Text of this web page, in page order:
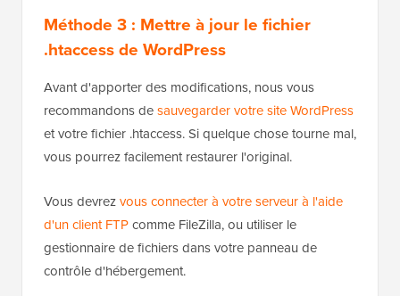
Méthode 3 : Mettre à jour le fichier
.htaccess de WordPress
Avant d'apporter des modifications, nous vous
recommandons desauvegarder votre site WordPress
et votre fichier .htaccess. Si quelque chose tourne mal,
vous pourrez facilement restaurer l'original.
Vous devrezvous connecter à votre serveur à l'aide
d'un client FTPcomme FileZilla, ou utiliser le
gestionnaire de fichiers dans votre panneau de
contrôle d'hébergement.